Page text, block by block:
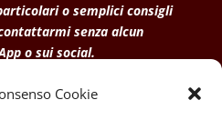
Cookie
o semplici consigli
senza alcun
o sui social.